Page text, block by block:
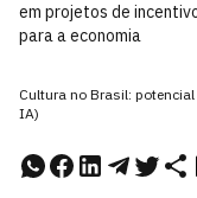
em projetos de
para a economia
Cultura no Brasil:
IA)